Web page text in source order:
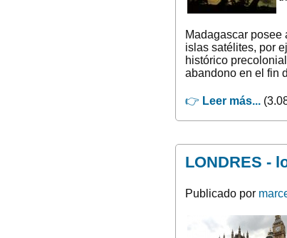
Madagascar
islas satélites, por
histórico
abandono en el fin
👉 Leer más...
LONDRES -
Publicado por